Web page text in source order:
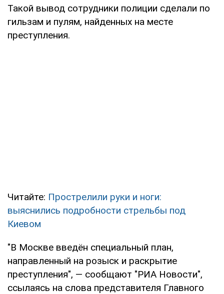
Такой вывод сотрудники полиции сделали по
гильзам и пулям, найденных на месте
преступления.
Читайте: Прострелили руки и ноги:
выяснились подробности стрельбы под
Киевом
"В Москве введён специальный план,
направленный на розыск и раскрытие
преступления", — сообщают "РИА Новости",
ссылаясь на слова представителя Главного